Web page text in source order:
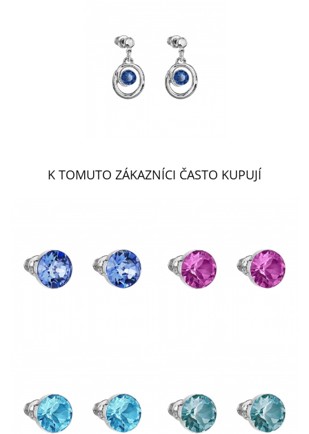
K TOMUTO ZÁKAZNÍCI ČASTO KUPUJÍ